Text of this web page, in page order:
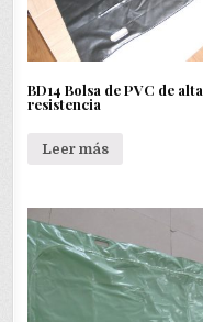
BD14 Bolsa de PVC de alta
resistencia
Leer más